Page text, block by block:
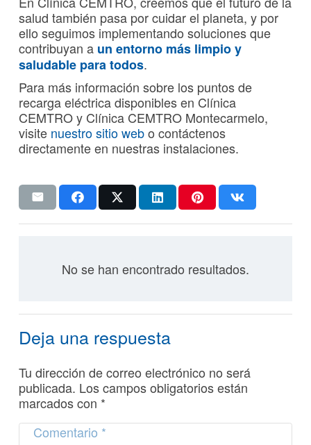
salud también pasa por cuidar el planeta, y por
ello seguimos implementando soluciones que
contribuyan a un entorno más limpio y
saludable para todos.
Para más información sobre los puntos de
recarga eléctrica disponibles en Clínica
CEMTRO y Clínica CEMTRO Montecarmelo,
visite nuestro sitio webo contáctenos
directamente en nuestras instalaciones.
No se han encontrado resultados.
Deja una respuesta
Tu dirección de correo electrónico no será
publicada. Los campos obligatorios están
marcados con *